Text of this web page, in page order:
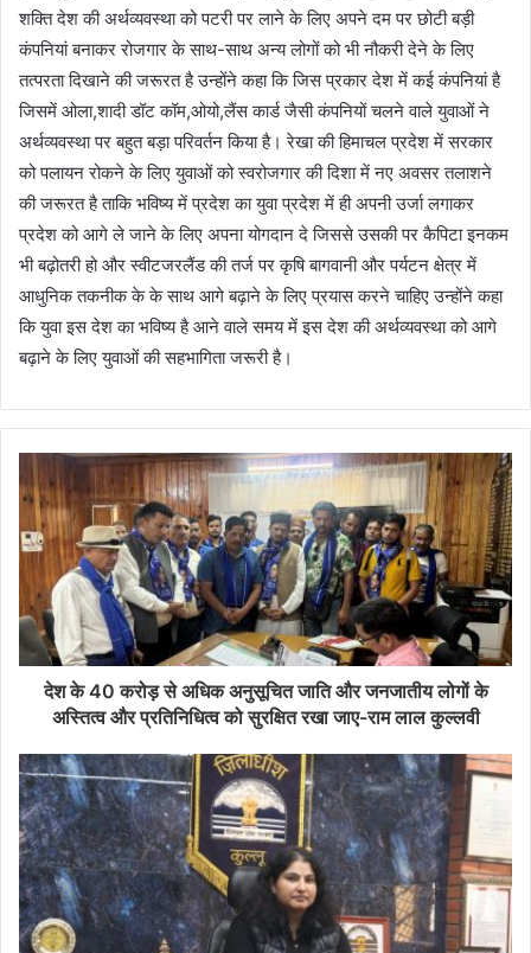
शक्ति देश की अर्थव्यवस्था को पटरी पर लाने के लिए अपने दम पर छोटी बड़ी
कंपनियां बनाकर रोजगार के साथ-साथ अन्य लोगों को भी नौकरी देने के लिए
तत्परता दिखाने की जरूरत है उन्होंने कहा कि जिस प्रकार देश में कई कंपनियां है
जिसमें ओला,शादी डॉट कॉम,ओयो,लैंस कार्ड जैसी कंपनियों चलने वाले युवाओं ने
अर्थव्यवस्था पर बहुत बड़ा परिवर्तन किया है। रेखा की हिमाचल प्रदेश में सरकार
को पलायन रोकने के लिए युवाओं को स्वरोजगार की दिशा में नए अवसर तलाशने
की जरूरत है ताकि भविष्य में प्रदेश का युवा प्रदेश में ही अपनी उर्जा लगाकर
प्रदेश को आगे ले जाने के लिए अपना योगदान दे जिससे उसकी पर कैपिटा इनकम
भी बढ़ोतरी हो और स्वीटजरलैंड की तर्ज पर कृषि बागवानी और पर्यटन क्षेत्र में
आधुनिक तकनीक के के साथ आगे बढ़ाने के लिए प्रयास करने चाहिए उन्होंने कहा
कि युवा इस देश का भविष्य है आने वाले समय में इस देश की अर्थव्यवस्था को आगे
बढ़ाने के लिए युवाओं की सहभागिता जरूरी है।
देश के 40 करोड़ से अधिक अनुसूचित जाति और जनजातीय लोगों के
अस्तित्व और प्रतिनिधित्व को सुरक्षित रखा जाए-राम लाल कुल्लवी